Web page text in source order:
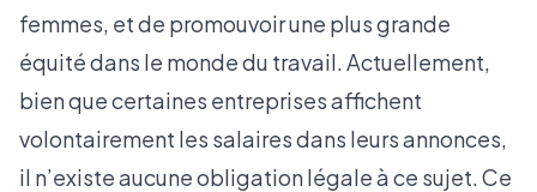
femmes, et de promouvoir une plus grande
équité dans le monde du travail. Actuellement,
bien que certaines entreprises affichent
volontairement les salaires dans leurs annonces,
il n’existe aucune obligation légale à ce sujet. Ce